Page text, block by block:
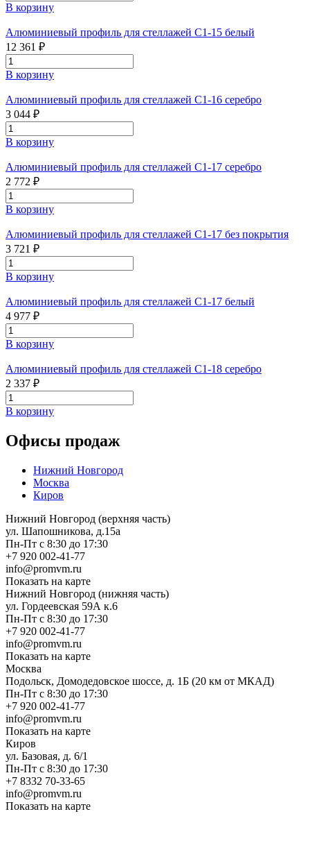
В корзину
Алюминиевый профиль для стеллажей С1-15 белый
12 361 ₽
В корзину
Алюминиевый профиль для стеллажей С1-16 серебро
3 044 ₽
В корзину
Алюминиевый профиль для стеллажей С1-17 серебро
2 772 ₽
В корзину
Алюминиевый профиль для стеллажей С1-17 без покрытия
3 721 ₽
В корзину
Алюминиевый профиль для стеллажей С1-17 белый
4 977 ₽
В корзину
Алюминиевый профиль для стеллажей С1-18 серебро
2 337 ₽
В корзину
Офисы продаж
Нижний Новгород
Москва
Киров
Нижний Новгород (верхняя часть)
ул. Шапошникова, д.15а
Пн-Пт с 8:30 до 17:30
+7 920 002-41-77
info@promvm.ru
Показать на карте
Нижний Новгород (нижняя часть)
ул. Гордеевская 59А к.6
Пн-Пт с 8:30 до 17:30
+7 920 002-41-77
info@promvm.ru
Показать на карте
Москва
Подольск, Домодедовское шоссе, д. 1Б (20 км от МКАД)
Пн-Пт с 8:30 до 17:30
+7 920 002-41-77
info@promvm.ru
Показать на карте
Киров
ул. Базовая, д. 6/1
Пн-Пт с 8:30 до 17:30
+7 8332 70-33-65
info@promvm.ru
Показать на карте